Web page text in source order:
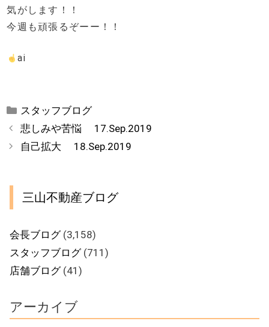
気がします！！
今週も頑張るぞーー！！
ai
カ
テ
リ
スタッフブログ
悲しみや苦悩 17.Sep.2019
自己拡大 18.Sep.2019
三山不動産ブログ
会長ブログ(3,158)
スタッフブログ(711)
店舗ブログ(41)
アーカイブ